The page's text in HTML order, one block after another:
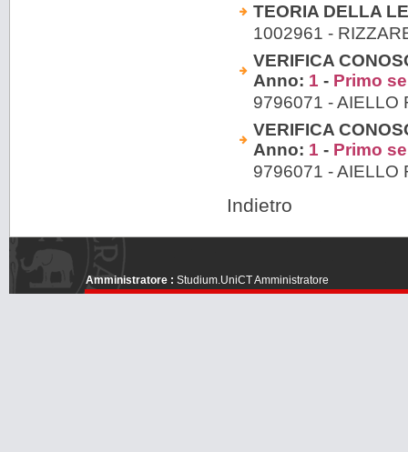
TEORIA DELLA
1002961 -
VERIFICA
Anno: 1 - Primo
9796071 - AIELLO
VERIFICA
Anno: 1 - Primo
9796071 - AIELLO
Indietro
Amministratore : Studium.UniCT Amministratore